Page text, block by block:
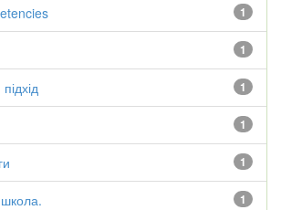
1
1
1
1
1
1